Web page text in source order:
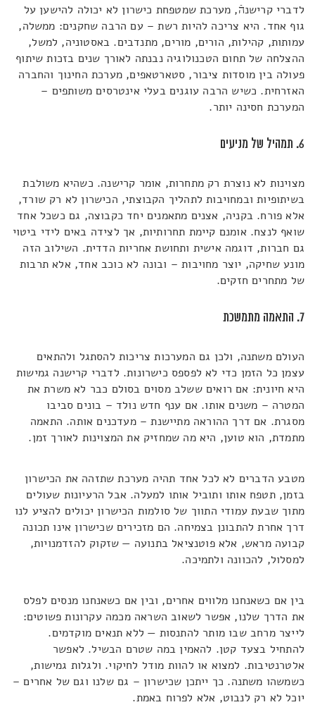
לדברי קרישנהֿ, מערכת שמטפחת כישרון לא יכולה להישען על
גוף אחד. היא צריכה להיות רשת – עם הרבה שחקנים: ממשלה,
עמותות, קהילות, הורים, מורים, מתנדבים. באסטוניה, למשל,
ההצלחה של תחום הטכנולוגיה נבנתה לאורך שנים בזכות שיתוף
פעולה בין מוסדות ציבור, סטארטאפים, מערכת החינוך והחברה
האזרחית. כשיש הרבה עוגנים בעלי אינטרסים משותפים –
המערכת חסינה יותר.
6. תמהיל של מניעים
מצוינות לא נוצרת רק מתחרות, אומר קרישנה. כשהיא משולבת
בשיתופיות ובמחויבות לתהליך הקבוצתי, הכישרון לא רק שורד,
אלא פורח. בקניה, אצנים מתאמנים יחד כקבוצה, גם כשכל אחד
שואף לנצח. אומנם קיימת תחרותיות, אך לצידה באים לידי ביטוי
גם חברות, דוגמה אישית ותחושת אחריות הדדית. השילוב הזה
מונע שחיקה, יוצר מחויבות – ובונה לא כוכב אחד, אלא תרבות
של מתחרים חזקים.
7. התאמה מתמשכת
העולם משתנה, ולכן גם המערכות צריכות להסתגל ולהתאים
עצמן כל הזמן כדי לא לפספס כישרונות. לדברי קרישנה גמישות
היא חיונית: אם רואים ששלב מסוים בסולם כבר לא משרת את
המטרה – משנים אותו. אם ענף חדש נולד – בונים סביבו
מסגרת. אם דרך ההוראה מתיישנת – מעדכנים אותה. התאמה
מתמדת, הוא טוען, היא מה שמחזיק את המצוינות לאורך זמן.
מטבע הדברים לא לכל אחד תהיה מערכת שתזהה את הכישרון
בזמן, תטפח אותו ותוביל אותו למעלה. אבל הרעיונות שעולים
מתוך שבעת עמודי התווך של סולמות הכישרון יכולים להציע לנו
דרך אחרת להתבונן בצמיחה. הם מזכירים שכישרון אינו תכונה
קבועה מראש, אלא פוטנציאל בתנועה — שזקוק להזדמנויות,
למסלול, להכוונה ולתמיכה.
בין אם כשאנחנו מלווים אחרים, ובין אם כשאנחנו מנסים לפלס
את הדרך שלנו, אפשר לשאוב השראה מכמה עקרונות פשוטים:
לייצר מרחב שבו מותר להתנסות — ללא תנאים מוקדמים.
להתחיל בצעד קטן. להאמין במה שטרם הבשיל. לאפשר
אלטרנטיבות. למצוא או להוות מודל לחיקוי. ולגלות גמישות,
כשמשהו משתנה. כך ייתכן שכישרון – גם שלנו וגם של אחרים –
יוכל לא רק לנבוט, אלא לפרוח באמת.